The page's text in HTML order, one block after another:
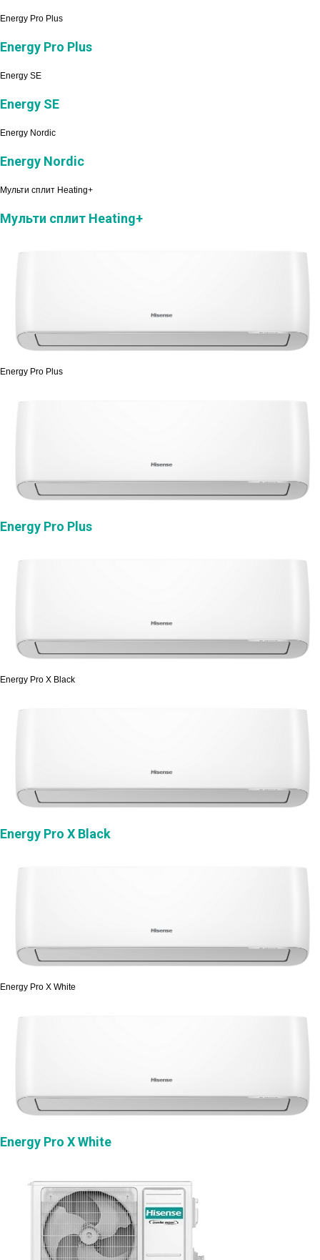
Energy Pro Plus
Energy Pro Plus
Energy SE
Energy SE
Energy Nordic
Energy Nordic
Мульти сплит Heating+
Мульти сплит Heating+
Energy Pro Plus
Energy Pro Plus
Energy Pro X Black
Energy Pro X Black
Energy Pro X White
Energy Pro X White